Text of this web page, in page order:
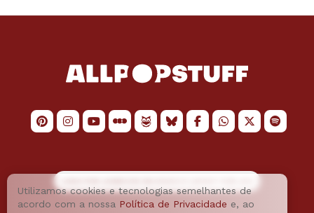
Utilizamos cookies e tecnologias semelhantes de
acordo com a nossa Política de Privacidade e, ao